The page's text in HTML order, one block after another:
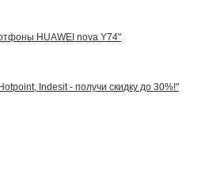
HUAWEI nova Y74"
Indesit - получи скидку до 30%!"